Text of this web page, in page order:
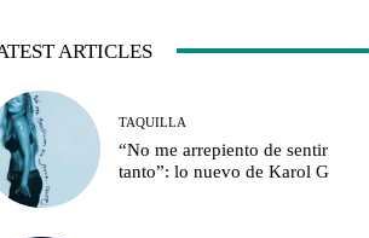
ARTICLES
TAQUILLA
“No me arrepiento de sentir
tanto”: lo nuevo de Karol G